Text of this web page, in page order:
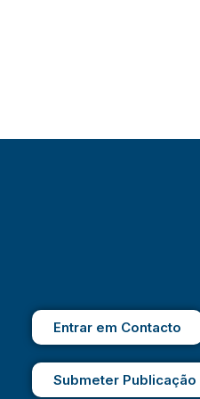
Entrar em Contacto
Submeter Publicação